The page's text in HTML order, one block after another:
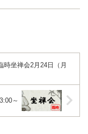
時坐禅会2月24日（月
～